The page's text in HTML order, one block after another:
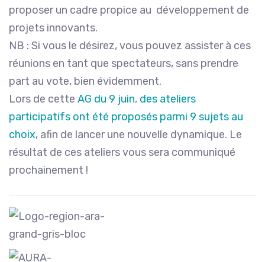
proposer un cadre propice au développement de
projets innovants.
NB : Si vous le désirez, vous pouvez assister à ces
réunions en tant que spectateurs, sans prendre
part au vote, bien évidemment.
Lors de cette AG du 9 juin, des ateliers
participatifs ont été proposés parmi 9 sujets au
choix, afin de lancer une nouvelle dynamique. Le
résultat de ces ateliers vous sera communiqué
prochainement !